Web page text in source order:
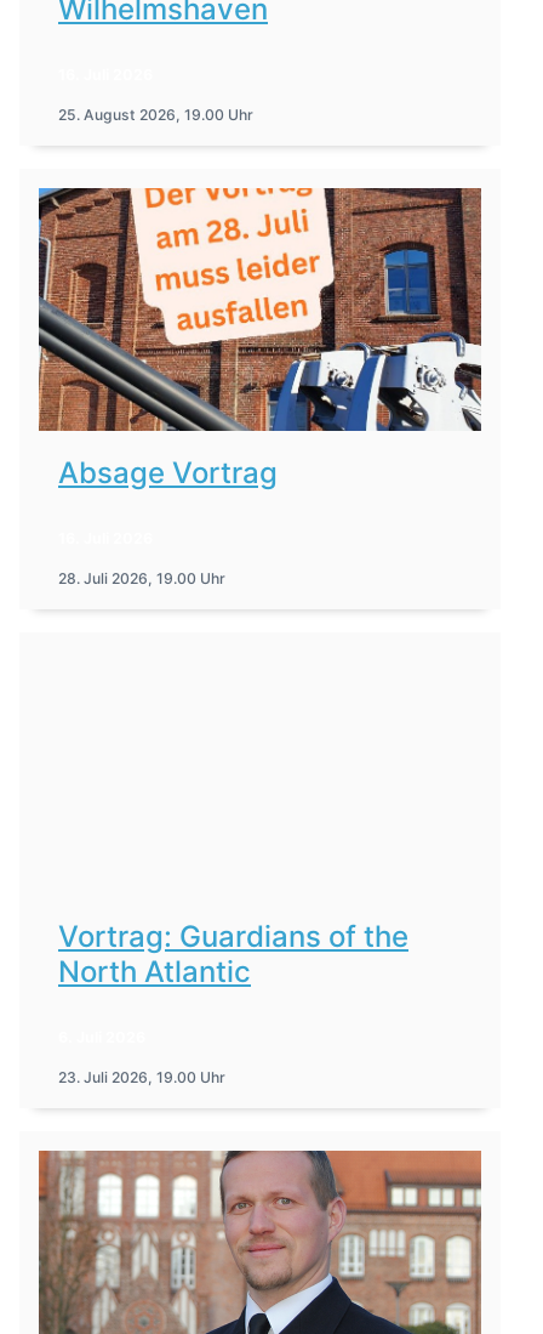
Wilhelmshaven
25. August 2026, 19.00 Uhr
Absage Vortrag
28. Juli 2026, 19.00 Uhr
Vortrag: Guardians of the
North Atlantic
23. Juli 2026, 19.00 Uhr